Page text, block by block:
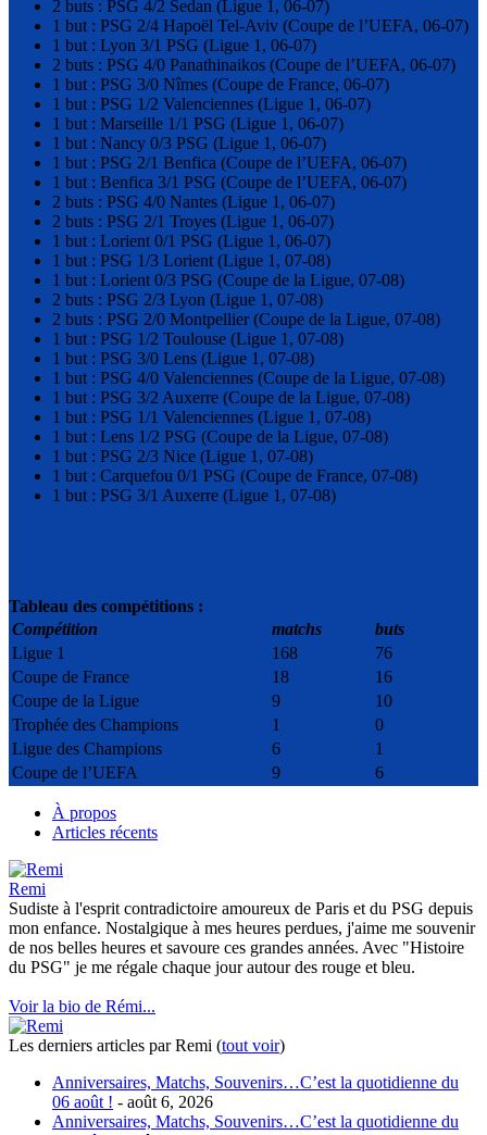
2 buts : PSG 4/2 Sedan (Ligue 1, 06-07)
1 but : PSG 2/4 Hapoël Tel-Aviv (Coupe de l’UEFA, 06-07)
1 but : Lyon 3/1 PSG (Ligue 1, 06-07)
2 buts : PSG 4/0 Panathinaikos (Coupe de l’UEFA, 06-07)
1 but : PSG 3/0 Nîmes (Coupe de France, 06-07)
1 but : PSG 1/2 Valenciennes (Ligue 1, 06-07)
1 but : Marseille 1/1 PSG (Ligue 1, 06-07)
1 but : Nancy 0/3 PSG (Ligue 1, 06-07)
1 but : PSG 2/1 Benfica (Coupe de l’UEFA, 06-07)
1 but : Benfica 3/1 PSG (Coupe de l’UEFA, 06-07)
2 buts : PSG 4/0 Nantes (Ligue 1, 06-07)
2 buts : PSG 2/1 Troyes (Ligue 1, 06-07)
1 but : Lorient 0/1 PSG (Ligue 1, 06-07)
1 but : PSG 1/3 Lorient (Ligue 1, 07-08)
1 but : Lorient 0/3 PSG (Coupe de la Ligue, 07-08)
2 buts : PSG 2/3 Lyon (Ligue 1, 07-08)
2 buts : PSG 2/0 Montpellier (Coupe de la Ligue, 07-08)
1 but : PSG 1/2 Toulouse (Ligue 1, 07-08)
1 but : PSG 3/0 Lens (Ligue 1, 07-08)
1 but : PSG 4/0 Valenciennes (Coupe de la Ligue, 07-08)
1 but : PSG 3/2 Auxerre (Coupe de la Ligue, 07-08)
1 but : PSG 1/1 Valenciennes (Ligue 1, 07-08)
1 but : Lens 1/2 PSG (Coupe de la Ligue, 07-08)
1 but : PSG 2/3 Nice (Ligue 1, 07-08)
1 but : Carquefou 0/1 PSG (Coupe de France, 07-08)
1 but : PSG 3/1 Auxerre (Ligue 1, 07-08)
Tableau des compétitions :
Compétition
matchs
buts
Ligue 1
168
76
Coupe de France
18
16
Coupe de la Ligue
9
10
Trophée des Champions
1
0
Ligue des Champions
6
1
Coupe de l’UEFA
9 6
À propos
Articles récents
Remi
Sudiste à l'esprit contradictoire amoureux de Paris et du PSG depuis
mon enfance. Nostalgique à mes heures perdues, j'aime me souvenir
de nos belles heures et savoure ces grandes années. Avec "Histoire
du PSG" je me régale chaque jour autour des rouge et bleu.
Voir la bio de Rémi...
Les derniers articles par Remi (tout voir)
Anniversaires, Matchs, Souvenirs…C’est la quotidienne du
06 août ! - août 6, 2026
Anniversaires, Matchs, Souvenirs…C’est la quotidienne du